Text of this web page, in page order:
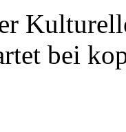
bei